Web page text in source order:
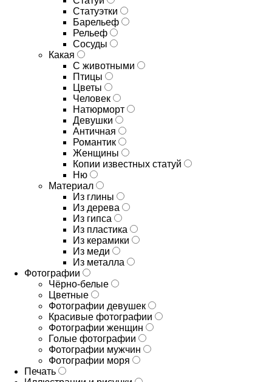
Статуэтки
Барельеф
Рельеф
Сосуды
Какая
С животными
Птицы
Цветы
Человек
Натюрморт
Девушки
Античная
Романтик
Женщины
Копии известных статуй
Ню
Материал
Из глины
Из дерева
Из гипса
Из пластика
Из керамики
Из меди
Из металла
Фотографии
Чёрно-белые
Цветные
Фотографии девушек
Красивые фотографии
Фотографии женщин
Голые фотографии
Фотографии мужчин
Фотографии моря
Печать